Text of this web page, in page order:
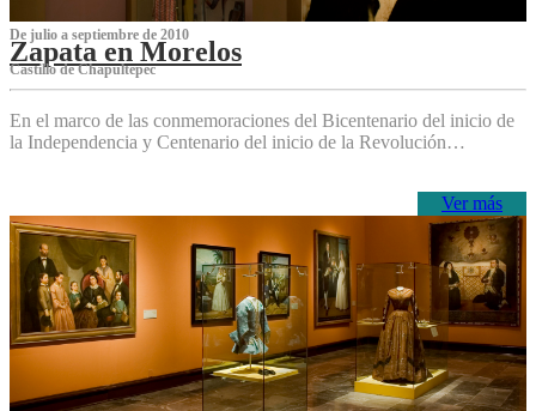
De julio a septiembre de 2010
Zapata en Morelos
Castillo de Chapultepec
En el marco de las conmemoraciones del Bicentenario del inicio de
la Independencia y Centenario del inicio de la Revolución…
Ver más